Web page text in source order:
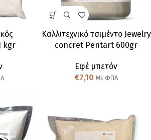
kgr
Καλλιτεχνικό τσιμέντο Jewelry
concret Pentart 600gr
Εφέ μπετόν
€7,10 Με ΦΠΑ